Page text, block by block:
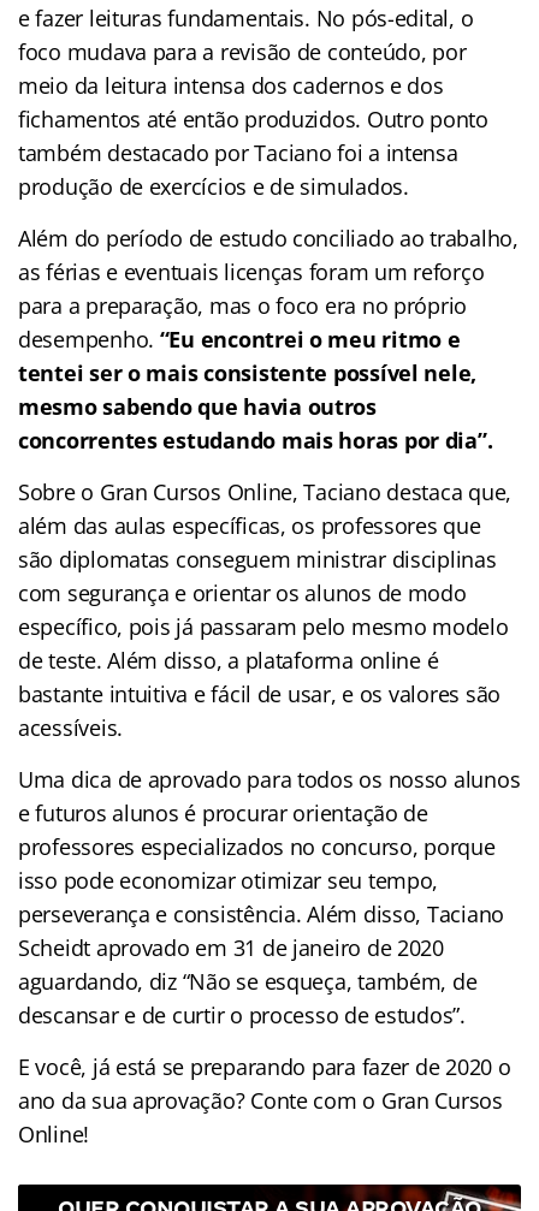
e fazer leituras fundamentais. No pós-edital, o
foco mudava para a revisão de conteúdo, por
meio da leitura intensa dos cadernos e dos
fichamentos até então produzidos. Outro ponto
também destacado por Taciano foi a intensa
produção de exercícios e de simulados.
Além do período de estudo conciliado ao trabalho,
as férias e eventuais licenças foram um reforço
para a preparação, mas o foco era no próprio
desempenho. “Eu encontrei o meu ritmo e
tentei ser o mais consistente possível nele,
mesmo sabendo que havia outros
concorrentes estudando mais horas por dia”.
Sobre o Gran Cursos Online, Taciano destaca que,
além das aulas específicas, os professores que
são diplomatas conseguem ministrar disciplinas
com segurança e orientar os alunos de modo
específico, pois já passaram pelo mesmo modelo
de teste. Além disso, a plataforma online é
bastante intuitiva e fácil de usar, e os valores são
acessíveis.
Uma dica de aprovado para todos os nosso alunos
e futuros alunos é procurar orientação de
professores especializados no concurso, porque
isso pode economizar otimizar seu tempo,
perseverança e consistência. Além disso, Taciano
Scheidt aprovado em 31 de janeiro de 2020
aguardando, diz “Não se esqueça, também, de
descansar e de curtir o processo de estudos”.
E você, já está se preparando para fazer de 2020 o
ano da sua aprovação? Conte com o Gran Cursos
Online!